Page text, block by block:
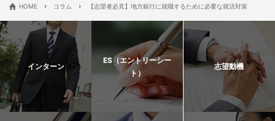
HOME › コラム › 【志望者必見】地方銀行に就職するために必要な就活対策
インターン
ES（エントリーシー
ト）
志望動機